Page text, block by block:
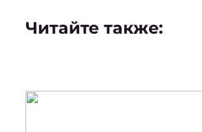
Читайте также: